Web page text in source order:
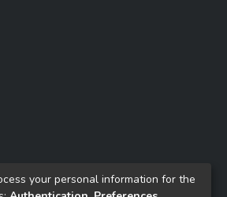
your personal information for the